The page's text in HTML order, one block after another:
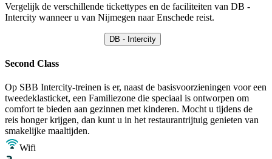
Vergelijk de verschillende tickettypes en de faciliteiten van DB -
Intercity wanneer u van Nijmegen naar Enschede reist.
DB - Intercity
Second Class
Op SBB Intercity-treinen is er, naast de basisvoorzieningen voor een
tweedeklasticket, een Familiezone die speciaal is ontworpen om
comfort te bieden aan gezinnen met kinderen. Mocht u tijdens de
reis honger krijgen, dan kunt u in het restaurantrijtuig genieten van
smakelijke maaltijden.
Wifi